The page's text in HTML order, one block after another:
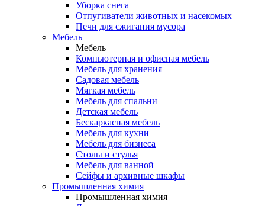
Уборка снега
Отпугиватели животных и насекомых
Печи для сжигания мусора
Мебель
Мебель
Компьютерная и офисная мебель
Мебель для хранения
Садовая мебель
Мягкая мебель
Мебель для спальни
Детская мебель
Бескаркасная мебель
Мебель для кухни
Мебель для бизнеса
Столы и стулья
Мебель для ванной
Сейфы и архивные шкафы
Промышленная химия
Промышленная химия